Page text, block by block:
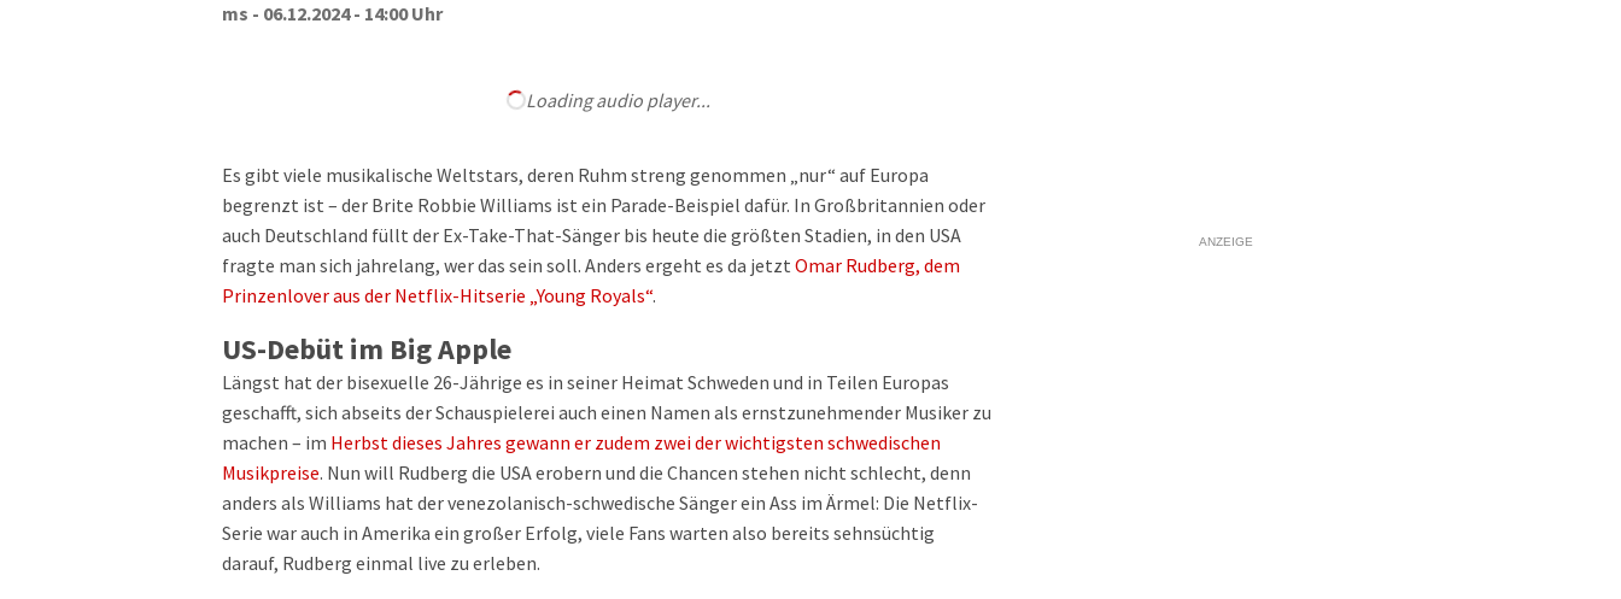
ms - 06.12.2024 - 14:00 Uhr
Loading audio player...
Es gibt viele musikalische Weltstars, deren Ruhm streng genommen „nur“ auf Europa
begrenzt ist – der Brite Robbie Williams ist ein Parade-Beispiel dafür. In Großbritannien oder
auch Deutschland füllt der Ex-Take-That-Sänger bis heute die größten Stadien, in den USA
fragte man sich jahrelang, wer das sein soll. Anders ergeht es da jetzt Omar Rudberg, dem
Prinzenlover aus der Netflix-Hitserie „Young Royals“.
US-Debüt im Big Apple
Längst hat der bisexuelle 26-Jährige es in seiner Heimat Schweden und in Teilen Europas
geschafft, sich abseits der Schauspielerei auch einen Namen als ernstzunehmender Musiker zu
machen – im Herbst dieses Jahres gewann er zudem zwei der wichtigsten schwedischen
Musikpreise. Nun will Rudberg die USA erobern und die Chancen stehen nicht schlecht, denn
anders als Williams hat der venezolanisch-schwedische Sänger ein Ass im Ärmel: Die Netflix-
Serie war auch in Amerika ein großer Erfolg, viele Fans warten also bereits sehnsüchtig
darauf, Rudberg einmal live zu erleben.
ANZEIGE